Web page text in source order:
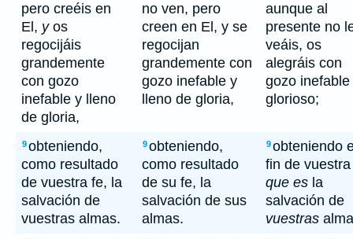
pero creéis en
El, yos
regocijáis
grandemente
con gozo
inefable y lleno
de gloria,
no ven, pero
creen en El, y se
regocijan
grandemente con
gozo inefable y
lleno de gloria,
aunque al
presente no
veáis, os
alegráis con
gozo inefable
glorioso;
9obteniendo,
como resultado
de vuestra fe, la
salvación de
vuestras almas.
9obteniendo,
como resultado
de su fe, la
salvación de sus
almas.
9obteniendo
fin de
que es la
salvación de
vuestras